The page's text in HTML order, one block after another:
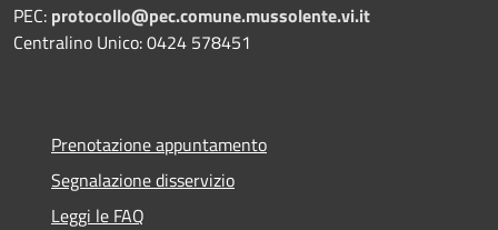
PEC: protocollo@pec.comune.mussolente.vi.it
Centralino Unico: 0424 578451
Prenotazione appuntamento
Segnalazione disservizio
Leggi le FAQ